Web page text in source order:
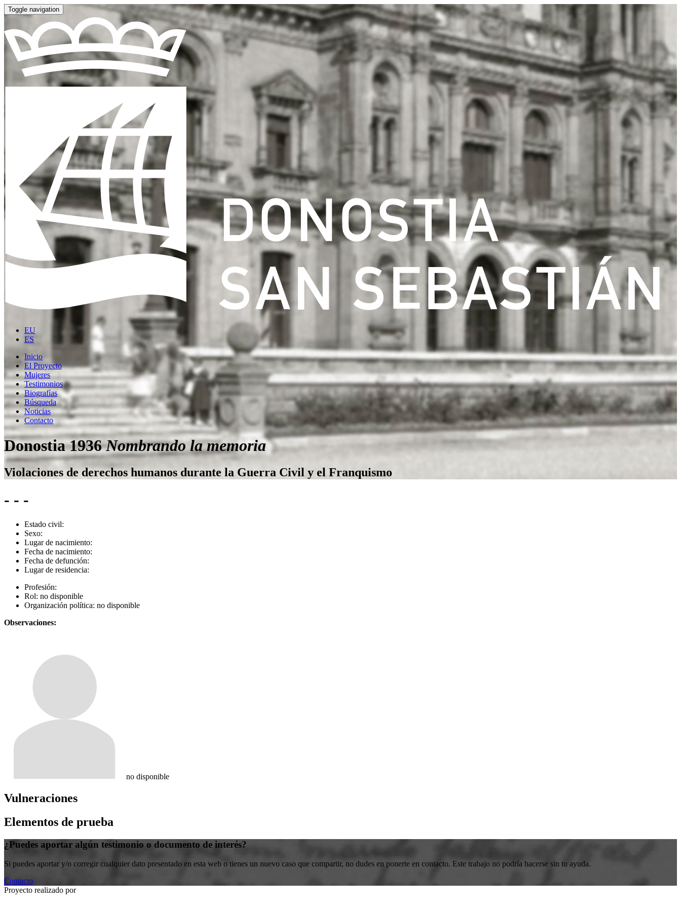
Toggle navigation
EU
ES
Inicio
El Proyecto
Mujeres
Testimonios
Biografías
Búsqueda
Noticias
Contacto
Donostia 1936Nombrando la memoria
Violaciones de derechos humanos durante la Guerra Civil y el Franquismo
- - -
Estado civil:
Sexo:
Lugar de nacimiento:
Fecha de nacimiento:
Fecha de defunción:
Lugar de residencia:
Profesión:
Rol: no disponible
Organización política: no disponible
Observaciones:
no disponible
Vulneraciones
Elementos de prueba
¿Puedes aportar algún testimonio o documento de interés?
Si puedes aportar y/o corregir cualquier dato presentado en esta web o tienes un nuevo caso que compartir, no dudes en ponerte en contacto. Este trabajo no podría hacerse sin tu ayuda.
Contacto
Proyecto realizado por